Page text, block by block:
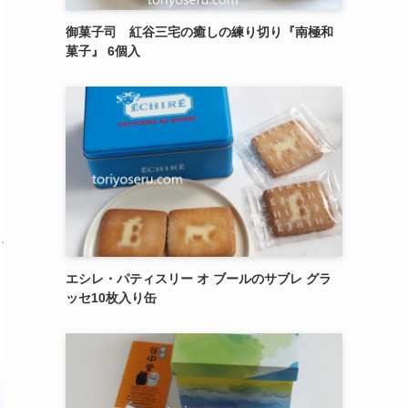
御菓子司 紅谷三宅の癒しの練り切り『南極和
菓子』 6個入
エシレ・パティスリー オ ブールのサブレ グラ
ッセ10枚入り缶